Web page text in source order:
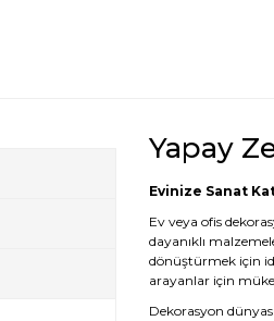
Yapay
Evinize Sanat
Ev veya ofis
dayanıklı
dönüştürmek için
arayanlar için
Dekorasyon